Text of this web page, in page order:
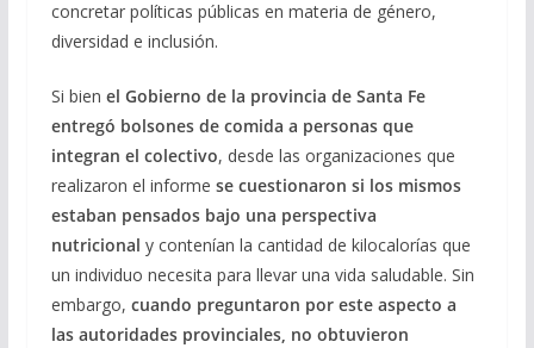
concretar políticas públicas en materia de género,
diversidad e inclusión.
Si bien el Gobierno de la provincia de Santa Fe
entregó bolsones de comida a personas que
integran el colectivo, desde las organizaciones que
realizaron el informe se cuestionaron si los mismos
estaban pensados bajo una perspectiva
nutricional y contenían la cantidad de kilocalorías que
un individuo necesita para llevar una vida saludable. Sin
embargo, cuando preguntaron por este aspecto a
las autoridades provinciales, no obtuvieron